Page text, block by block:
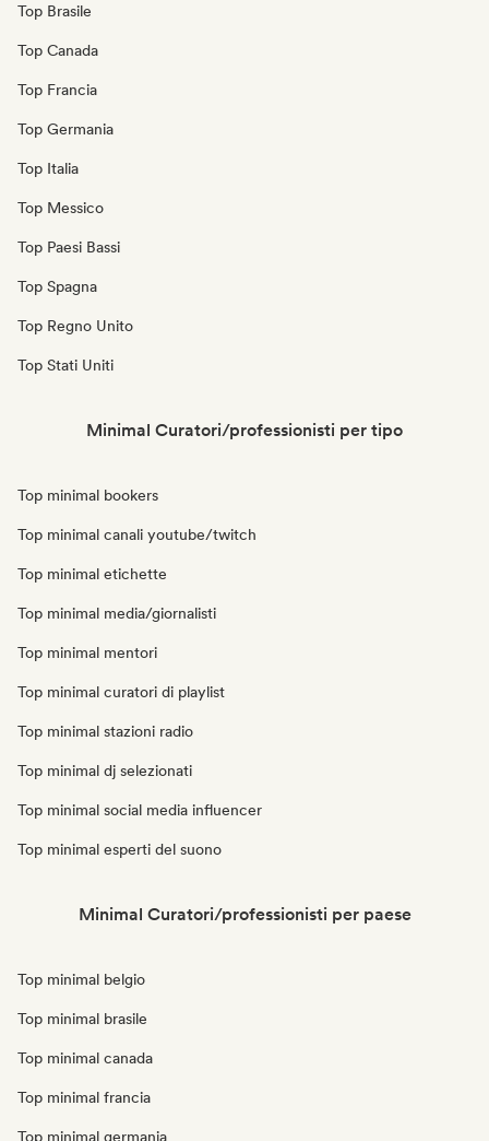
Top Brasile
Top Canada
Top Francia
Top Germania
Top Italia
Top Messico
Top Paesi Bassi
Top Spagna
Top Regno Unito
Top Stati Uniti
Minimal Curatori/professionisti per tipo
Top minimal bookers
Top minimal canali youtube/twitch
Top minimal etichette
Top minimal media/giornalisti
Top minimal mentori
Top minimal curatori di playlist
Top minimal stazioni radio
Top minimal dj selezionati
Top minimal social media influencer
Top minimal esperti del suono
Minimal Curatori/professionisti per paese
Top minimal belgio
Top minimal brasile
Top minimal canada
Top minimal francia
Top minimal germania